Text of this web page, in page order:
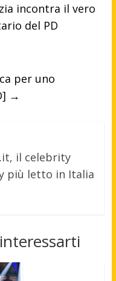
incontra il vero
del PD
per uno
→
il celebrity
più letto in Italia